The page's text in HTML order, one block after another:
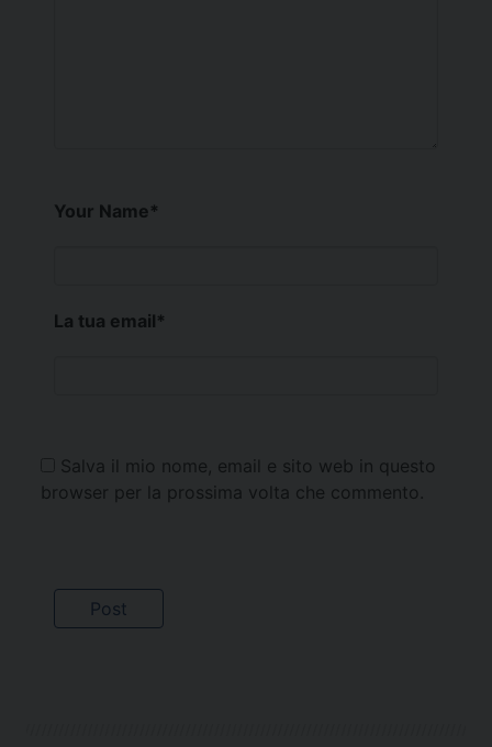
Your Name*
La tua email*
Salva il mio nome, email e sito web in questo
browser per la prossima volta che commento.